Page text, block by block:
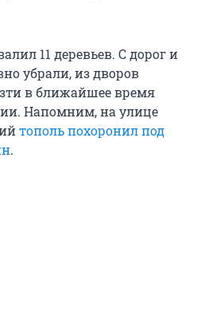
11 деревьев. С дорог и
убрали, из дворов
в ближайшее время
Напомним, на улице
тополь похоронил под
.